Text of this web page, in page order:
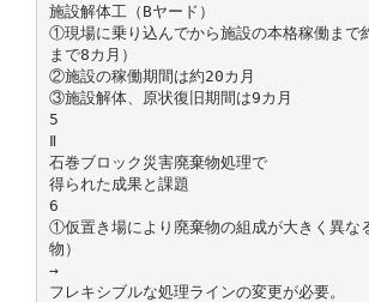
施設解体工（Bヤード）
①現場に乗り込んでから施設の本格稼働まで
まで8カ月）
②施設の稼働期間は約20カ月
③施設解体、原状復旧期間は9カ月
5
Ⅱ
石巻ブロック災害廃棄物処理で
得られた成果と課題
6
①仮置き場により廃棄物の組成が大きく異な
物）
→
フレキシブルな処理ラインの変更が必要。